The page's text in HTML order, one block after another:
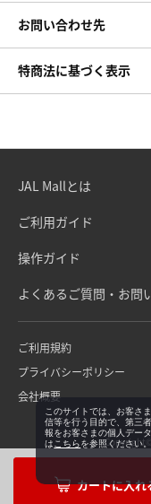
お問い合わせ先
特商法に基づく表示
JAL Mallとは
ご利用ガイド
操作ガイド
よくあるご質問・お問
ご利用規約
プライバシーポリシー
会社概要
このサイトでは、お客さ
信等を行う目的で、第三
報をお客さまの個人デー
は こちらを参照ください。